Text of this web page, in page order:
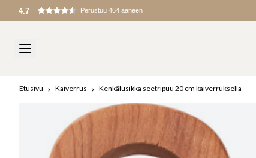
Tullit ja maksut peritään maahantuonnin yhteydessä
Etusivu Kaiverrus Kenkälusikka seetripuu 20 cm kaiverruksella